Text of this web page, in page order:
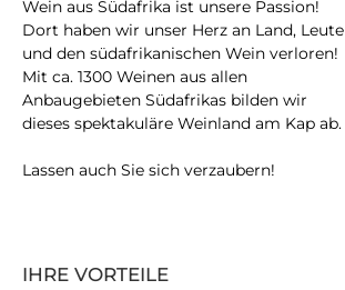
IHRE VORTEILE
Wein aus Südafrika ist unsere Passion!
Dort haben wir unser Herz an Land, Leute
und den südafrikanischen Wein verloren!
Mit ca. 1300 Weinen aus allen
Anbaugebieten Südafrikas bilden wir
dieses spektakuläre Weinland am Kap ab.
Lassen auch Sie sich verzaubern!